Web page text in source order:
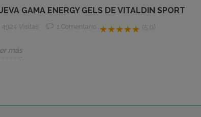
GAMA ENERGY GELS DE VITALDIN SPORT
4924 Visitas 1 Comentario ★★★★★ (5.0)
más